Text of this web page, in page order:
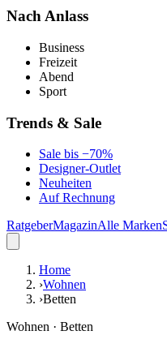
Nach Anlass
Business
Freizeit
Abend
Sport
Trends & Sale
Sale bis −70%
Designer-Outlet
Neuheiten
Auf Rechnung
RatgeberMagazinAlle Marken
Home
›Wohnen
›Betten
Wohnen · Betten